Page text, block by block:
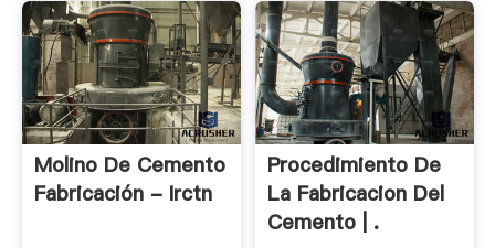
Molino De Cemento
Fabricación - Irctn
Procedimiento De
La Fabricacion Del
Cemento | .